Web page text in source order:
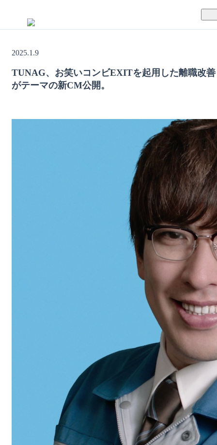
TUNAGの特徴
サポート体制
導入事例
2025.1.9
TUNAG、お笑いコンビEXITを起用した離職改善
がテーマの新CM公開。